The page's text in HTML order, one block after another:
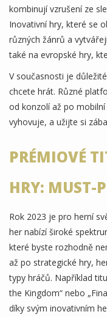
kombinují vzrušení ze
Inovativní hry, které se
různých žánrů a
také na evropské hry,
V současnosti je
chcete hrát. Různé
od konzolí až po
vyhovuje, a užijte si
PRÉMIOVÉ
HRY: MUST-
Rok 2023 je pro herní
her nabízí široké
které byste rozhodně
až po strategické hry,
typy hráčů. Například
the Kingdom“ nebo
díky svým inovativním